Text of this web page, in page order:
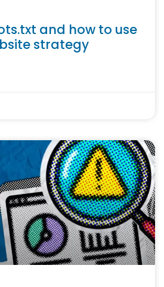
and how to use
strategy